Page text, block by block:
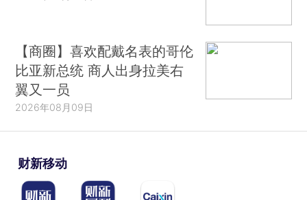
【商圈】喜欢配戴名表的哥伦
比亚新总统 商人出身拉美右
翼又一员
2026年08月09日
财新移动